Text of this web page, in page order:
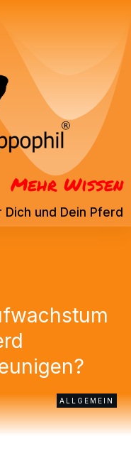
Mehr Wissen
Dich und Dein Pferd
ALLGEMEIN